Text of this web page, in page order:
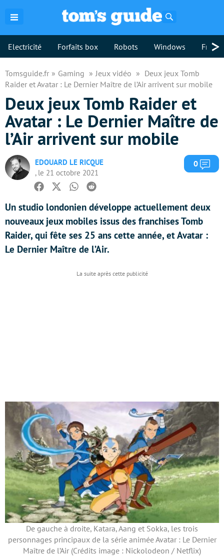
Electricité Forfaits box Robots Windows >
Tomsguide.fr Gaming Jeux vidéo
Deux jeux Tomb
Raider et Avatar : Le Dernier Maître de l’Air arrivent sur mobile
Deux jeux Tomb Raider et
Avatar : Le Dernier Maître de
l’Air arrivent sur mobile
EDOUARD LE RICQUE
, le 21 octobre 2021
0
Facebook
TwitterWhatsapp
Reddit
Un studio londonien développe actuellement deux
nouveaux jeux mobiles issus des franchises Tomb
Raider, qui fête ses 25 ans cette année, et Avatar :
Le Dernier Maître de l’Air.
De gauche à droite, Katara, Aang et Sokka, les trois
personnages principaux de la série animée Avatar : Le Dernier
Maître de l’Air (Crédits image : Nickolodeon / Netflix)